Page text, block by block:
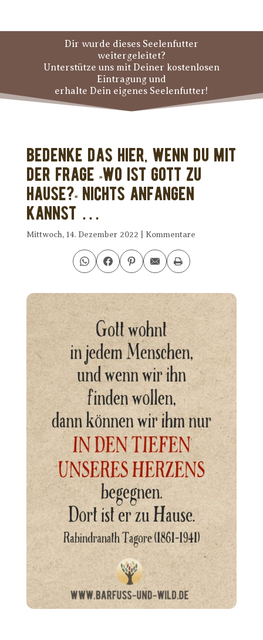
Dir wurde dieses Seelenfutter
weitergeleitet?
Unterstütze uns mit Deiner kostenlosen
Eintragung und
erhalte Dein eigenes Seelenfutter!
Bedenke das hier, wenn Du mit
der Frage »Wo ist Gott zu
Hause?« nichts anfangen
kannst …
Mittwoch, 14. Dezember 2022 Kommentare